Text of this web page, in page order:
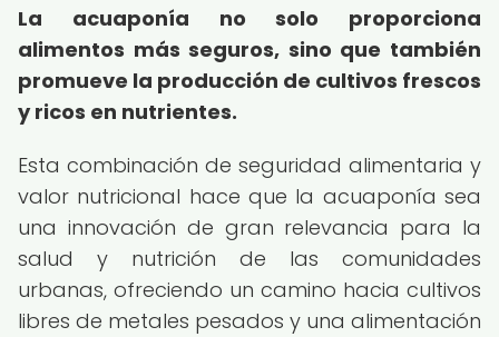
La acuaponía no solo proporciona
alimentos más seguros, sino que también
promueve la producción de cultivos frescos
y ricos en nutrientes.
Esta combinación de seguridad alimentaria y
valor nutricional hace que la acuaponía sea
una innovación de gran relevancia para la
salud y nutrición de las comunidades
urbanas, ofreciendo un camino hacia cultivos
libres de metales pesados y una alimentación